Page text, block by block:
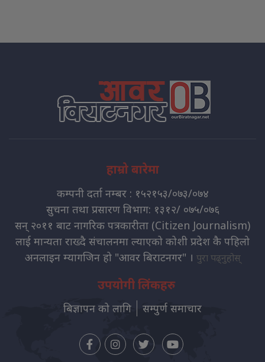
हाम्रो बारेमा
कम्पनी दर्ता नम्बर : १५२१५३/०७३/०७४
सुचना तथा प्रसारण विभाग: १३१२/ ०७५/०७६
सन् २०११ बाट नागरिक पत्रकारीता (Citizen Journalism)
लाई मान्यता राख्दै संचालनमा ल्याएको कोशी प्रदेश कै पहिलो
अनलाइन म्यागजिन हो "आवर बिराटनगर" । पुरा पढ्नुहोस्
उपयोगी लिंकहरु
बिज्ञापन को लागि सम्पुर्ण समाचार